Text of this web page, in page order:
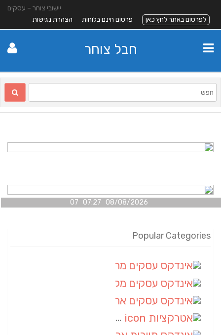
יישובי צוחר – עסקים
לפרסום באתר לחץ כאן
פרסום חינם בלוחות הצהרת נגישות
חבל צוחר
08/08/2026 07:27 07
Popular Categories
אטרקציות